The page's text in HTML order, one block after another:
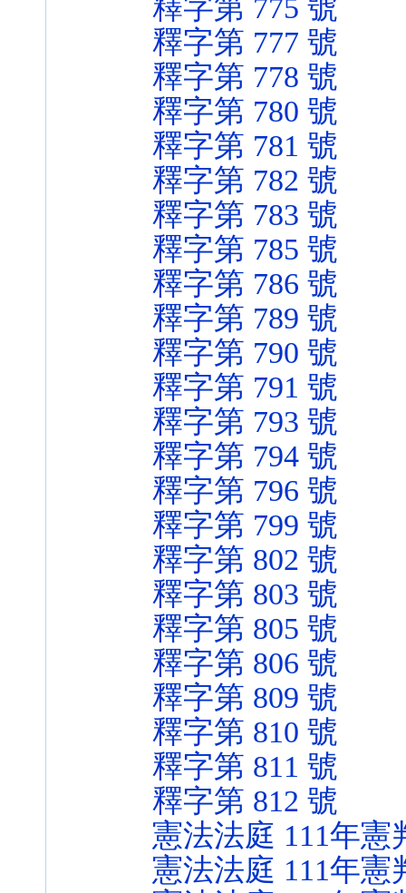
釋字第 775 號
釋字第 777 號
釋字第 778 號
釋字第 780 號
釋字第 781 號
釋字第 782 號
釋字第 783 號
釋字第 785 號
釋字第 786 號
釋字第 789 號
釋字第 790 號
釋字第 791 號
釋字第 793 號
釋字第 794 號
釋字第 796 號
釋字第 799 號
釋字第 802 號
釋字第 803 號
釋字第 805 號
釋字第 806 號
釋字第 809 號
釋字第 810 號
釋字第 811 號
釋字第 812 號
憲法法庭 111年憲
憲法法庭 111年憲